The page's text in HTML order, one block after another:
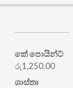
කේ පොයින්ට්
රු1,250.00
ශාස්තෘ